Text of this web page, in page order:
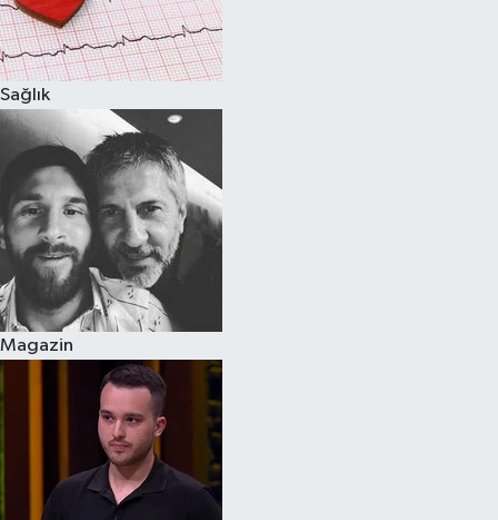
Sağlık
Magazin
Spor
Çocuk
Eğitim
Hava Durumu
Kadın
Kim kimdir?
Kültür Sanat
Sağlık